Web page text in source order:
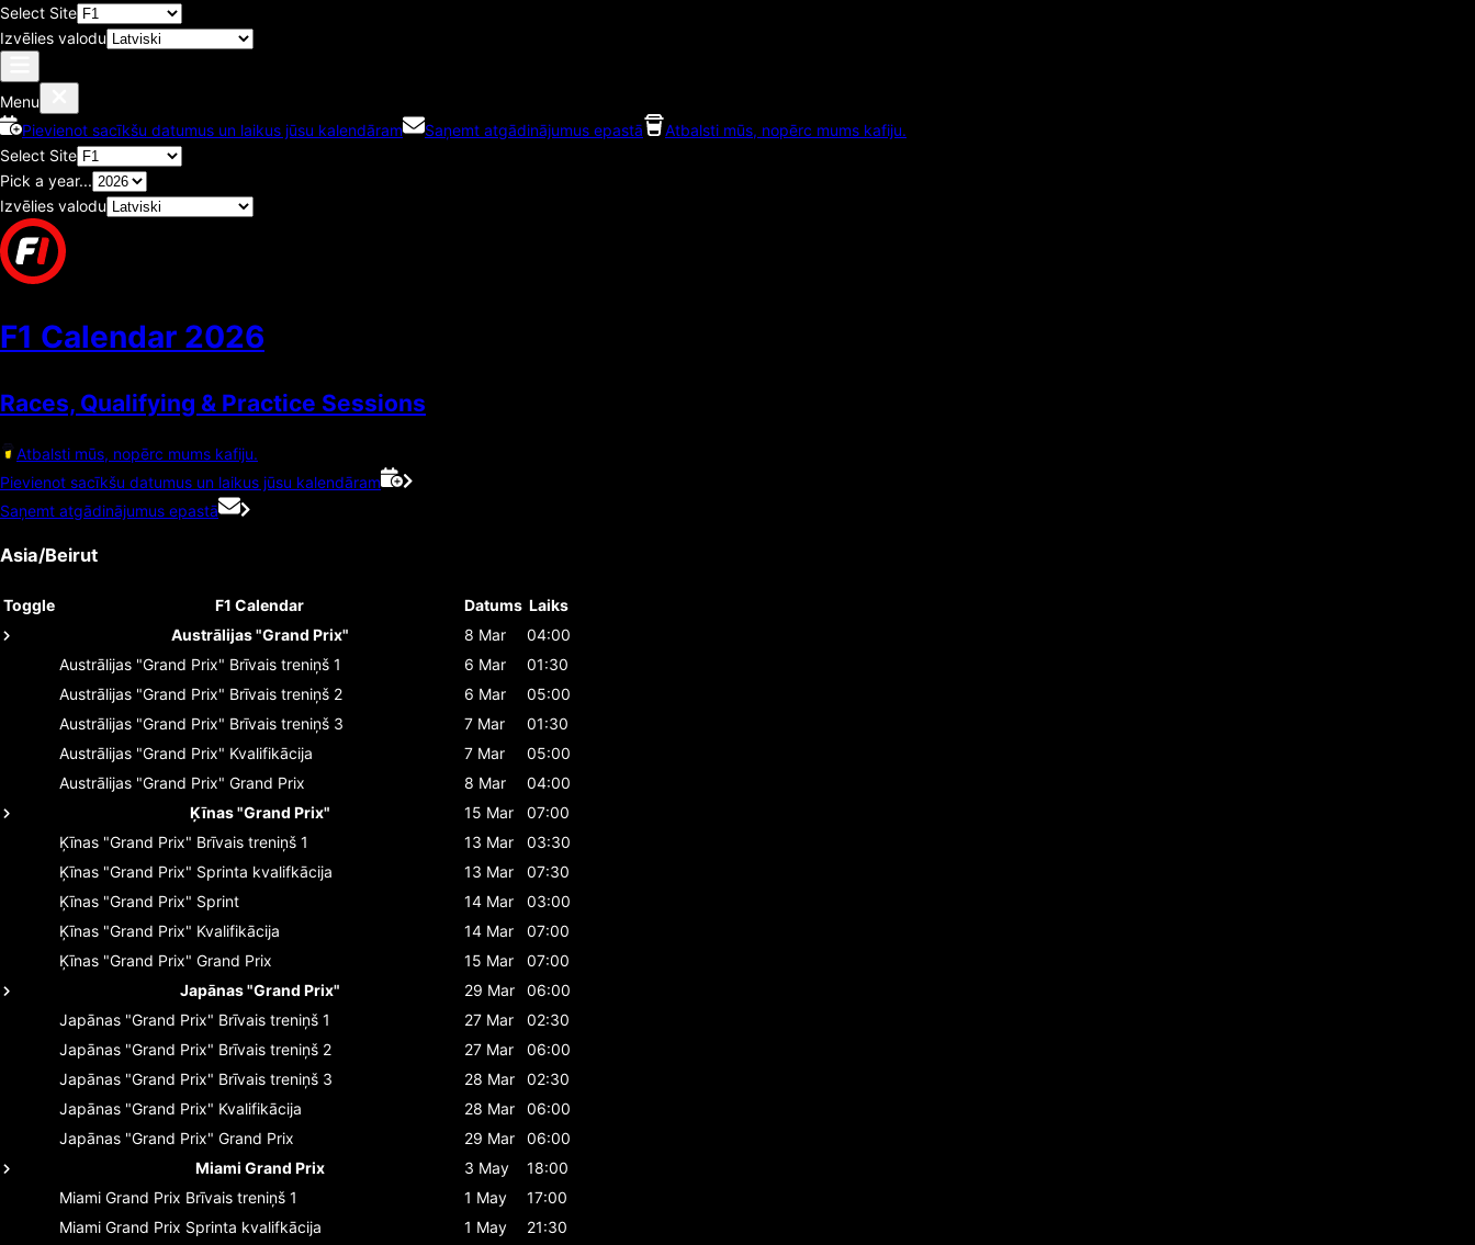
Select Site
Izvēlies valodu
Menu
Pievienot sacīkšu datumus un laikus jūsu kalendāram
Saņemt atgādinājumus epastā
Atbalsti mūs, nopērc mums kafiju.
Select Site
Pick a year...
Izvēlies valodu
F1 Calendar 2026
Races, Qualifying & Practice Sessions
Atbalsti mūs, nopērc mums kafiju.
Pievienot sacīkšu datumus un laikus jūsu kalendāram
Saņemt atgādinājumus epastā
Asia/Beirut
Toggle F1 Calendar Datums Laiks
Austrālijas "Grand Prix"
8 Mar
04:00
Austrālijas "Grand Prix" Brīvais treniņš 1 6 Mar
01:30
Austrālijas "Grand Prix" Brīvais treniņš 2 6 Mar
05:00
Austrālijas "Grand Prix" Brīvais treniņš 3 7 Mar
01:30
Austrālijas "Grand Prix" Kvalifikācija 7 Mar
05:00
Austrālijas "Grand Prix" Grand Prix 8 Mar
04:00
Ķīnas "Grand Prix"
15 Mar
07:00
Ķīnas "Grand Prix" Brīvais treniņš 1 13 Mar
03:30
Ķīnas "Grand Prix" Sprinta kvalifkācija 13 Mar
07:30
Ķīnas "Grand Prix" Sprint 14 Mar
03:00
Ķīnas "Grand Prix" Kvalifikācija 14 Mar
07:00
Ķīnas "Grand Prix" Grand Prix 15 Mar
07:00
Japānas "Grand Prix"
29 Mar
06:00
Japānas "Grand Prix" Brīvais treniņš 1 27 Mar
02:30
Japānas "Grand Prix" Brīvais treniņš 2 27 Mar
06:00
Japānas "Grand Prix" Brīvais treniņš 3 28 Mar
02:30
Japānas "Grand Prix" Kvalifikācija 28 Mar
06:00
Japānas "Grand Prix" Grand Prix 29 Mar
06:00
Miami Grand Prix
3 May
18:00
Miami Grand Prix Brīvais treniņš 1 1 May
17:00
Miami Grand Prix Sprinta kvalifkācija 1 May
21:30